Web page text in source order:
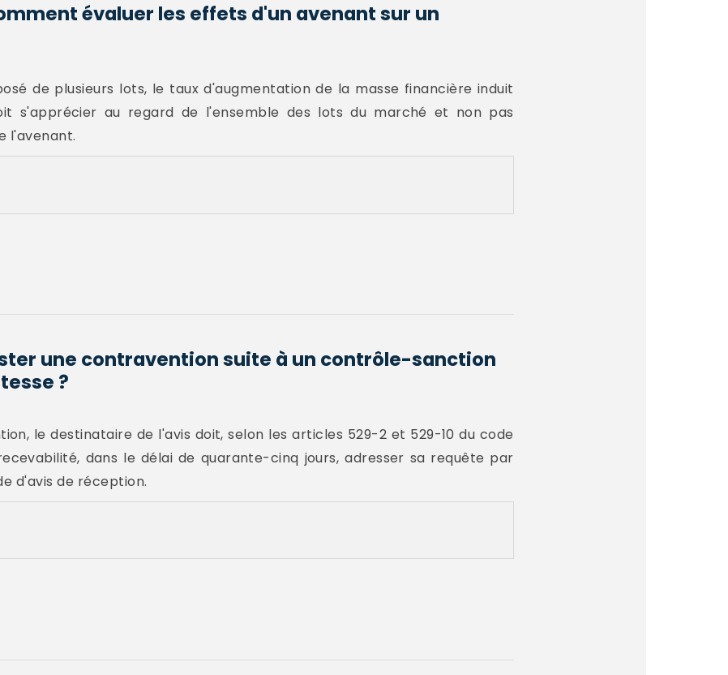
évaluer les effets d'un avenant sur un
de plusieurs lots, le taux d'augmentation de la masse financière induit
s'apprécier au regard de l'ensemble des lots du marché et non pas
l'avenant.
une contravention suite à un contrôle-sanction
?
le destinataire de l'avis doit, selon les articles 529-2 et 529-10 du code
dans le délai de quarante-cinq jours, adresser sa requête par
d'avis de réception.